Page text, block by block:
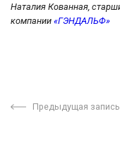
Наталия Кованная,
компании «ГЭНДАЛЬФ»
Предыдущая запись